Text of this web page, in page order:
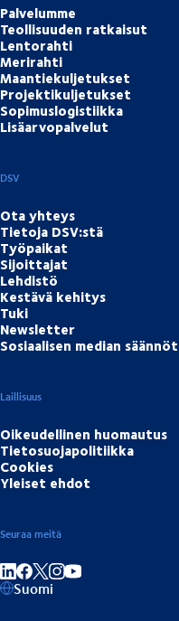
Palvelumme
Teollisuuden ratkaisut
Lentorahti
Merirahti
Maantiekuljetukset
Projektikuljetukset
Sopimuslogistiikka
Lisäarvopalvelut
DSV
Ota yhteys
Tietoja DSV:stä
Työpaikat
Sijoittajat
Lehdistö
Kestävä kehitys
Tuki
Newsletter
Sosiaalisen median säännöt
Laillisuus
Oikeudellinen huomautus
Tietosuojapolitiikka
Cookies
Yleiset ehdot
Seuraa meitä
Jaa linkedInissä
Jaa Facebookissa
Jaa Instagramissa
Suomi